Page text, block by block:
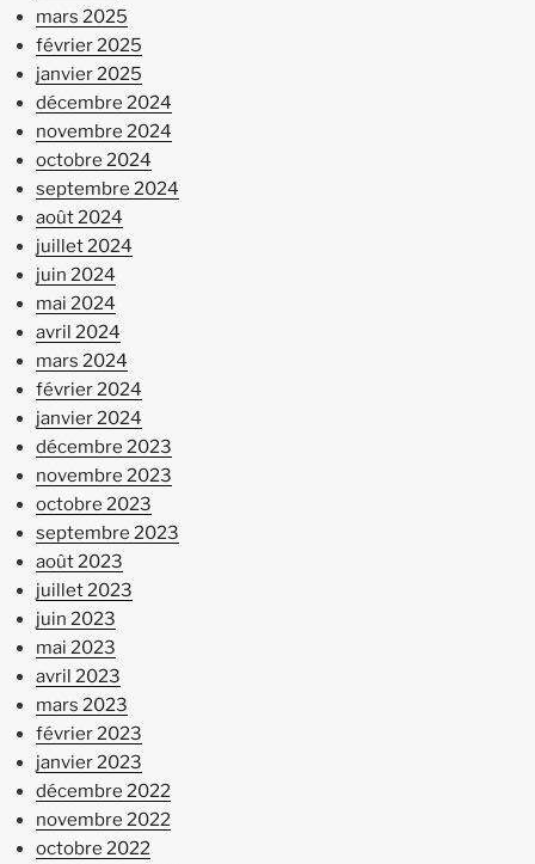
mars 2025
février 2025
janvier 2025
décembre 2024
novembre 2024
octobre 2024
septembre 2024
août 2024
juillet 2024
juin 2024
mai 2024
avril 2024
mars 2024
février 2024
janvier 2024
décembre 2023
novembre 2023
octobre 2023
septembre 2023
août 2023
juillet 2023
juin 2023
mai 2023
avril 2023
mars 2023
février 2023
janvier 2023
décembre 2022
novembre 2022
octobre 2022